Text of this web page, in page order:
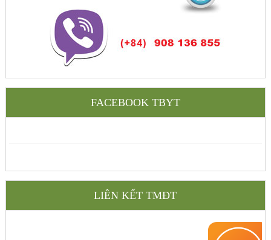
FACEBOOK TBYT
LIÊN KẾT TMĐT